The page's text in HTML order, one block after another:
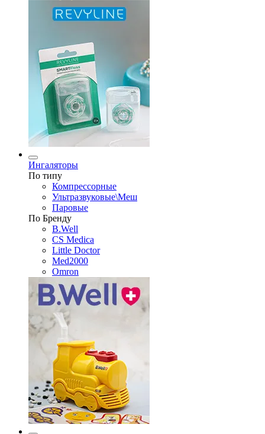
Ингаляторы
По типу
Компрессорные
Ультразвуковые\Меш
Паровые
По Бренду
B.Well
CS Medica
Little Doctor
Med2000
Omron